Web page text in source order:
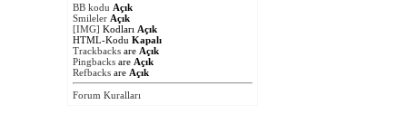
BB kodu Açık
Smileler Açık
[IMG] Kodları Açık
HTML-Kodu Kapalı
Trackbacks are Açık
Pingbacks are Açık
Refbacks are Açık
Forum Kuralları